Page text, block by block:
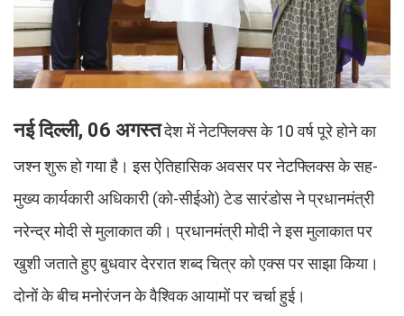
नई दिल्ली, 06 अगस्तदेश में नेटफ्लिक्स के 10 वर्ष पूरे होने का
जश्न शुरू हो गया है। इस ऐतिहासिक अवसर पर नेटफ्लिक्स के सह-
मुख्य कार्यकारी अधिकारी (को-सीईओ) टेड सारंडोस ने प्रधानमंत्री
नरेन्द्र मोदी से मुलाकात की। प्रधानमंत्री मोदी ने इस मुलाकात पर
खुशी जताते हुए बुधवार देररात शब्द चित्र को एक्स पर साझा किया।
दोनों के बीच मनोरंजन के वैश्विक आयामों पर चर्चा हुई।